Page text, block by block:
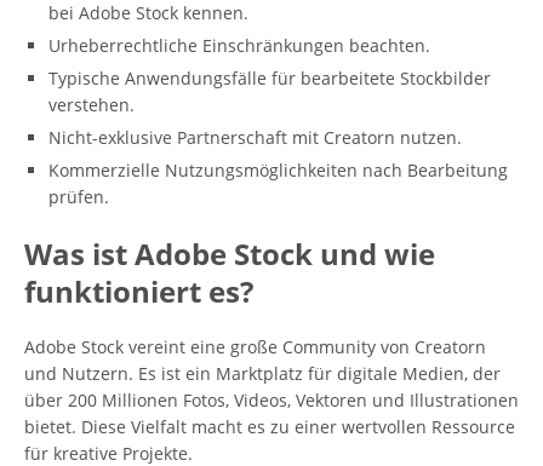
bei Adobe Stock kennen.
Urheberrechtliche Einschränkungen beachten.
Typische Anwendungsfälle für bearbeitete Stockbilder
verstehen.
Nicht-exklusive Partnerschaft mit Creatorn nutzen.
Kommerzielle Nutzungsmöglichkeiten nach Bearbeitung
prüfen.
Was ist Adobe Stock und wie
funktioniert es?
Adobe Stock vereint eine große Community von Creatorn
und Nutzern. Es ist ein Marktplatz für digitale Medien, der
über 200 Millionen Fotos, Videos, Vektoren und Illustrationen
bietet. Diese Vielfalt macht es zu einer wertvollen Ressource
für kreative Projekte.